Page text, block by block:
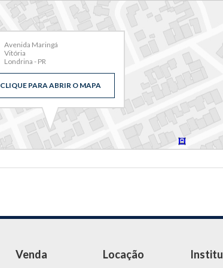
Avenida Maringá
Vitória
Londrina - PR
CLIQUE PARA ABRIR O MAPA
Venda Locação